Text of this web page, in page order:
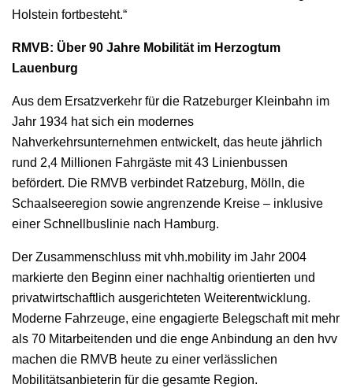
Holstein fortbesteht.“
RMVB: Über 90 Jahre Mobilität im Herzogtum
Lauenburg
Aus dem Ersatzverkehr für die Ratzeburger Kleinbahn im
Jahr 1934 hat sich ein modernes
Nahverkehrsunternehmen entwickelt, das heute jährlich
rund 2,4 Millionen Fahrgäste mit 43 Linienbussen
befördert. Die RMVB verbindet Ratzeburg, Mölln, die
Schaalseeregion sowie angrenzende Kreise – inklusive
einer Schnellbuslinie nach Hamburg.
Der Zusammenschluss mit vhh.mobility im Jahr 2004
markierte den Beginn einer nachhaltig orientierten und
privatwirtschaftlich ausgerichteten Weiterentwicklung.
Moderne Fahrzeuge, eine engagierte Belegschaft mit mehr
als 70 Mitarbeitenden und die enge Anbindung an den hvv
machen die RMVB heute zu einer verlässlichen
Mobilitätsanbieterin für die gesamte Region.